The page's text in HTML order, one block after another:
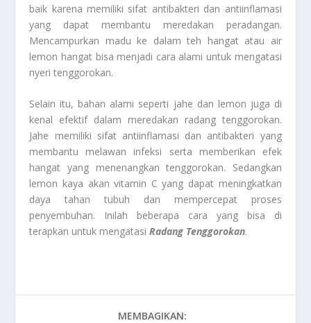
baik karena memiliki sifat antibakteri dan antiinflamasi
yang dapat membantu meredakan peradangan.
Mencampurkan madu ke dalam teh hangat atau air
lemon hangat bisa menjadi cara alami untuk mengatasi
nyeri tenggorokan.
Selain itu, bahan alami seperti jahe dan lemon juga di
kenal efektif dalam meredakan radang tenggorokan.
Jahe memiliki sifat antiinflamasi dan antibakteri yang
membantu melawan infeksi serta memberikan efek
hangat yang menenangkan tenggorokan. Sedangkan
lemon kaya akan vitamin C yang dapat meningkatkan
daya tahan tubuh dan mempercepat proses
penyembuhan. Inilah beberapa cara yang bisa di
terapkan untuk mengatasiRadang Tenggorokan.
MEMBAGIKAN: